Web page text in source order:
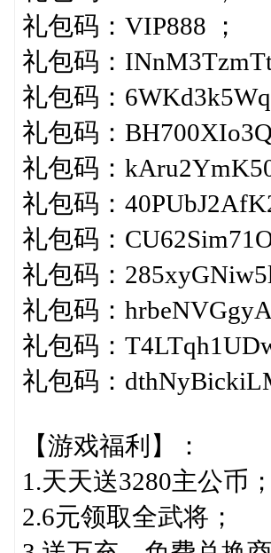
礼包码：VIP888 ；
礼包码：
礼包码：
礼包码：
礼包码：
礼包码：
礼包码：
礼包码：
礼包码：
礼包码：
礼包码：
【游戏福利】：
1.天天送3280主公币；
2.6元领取全武将；